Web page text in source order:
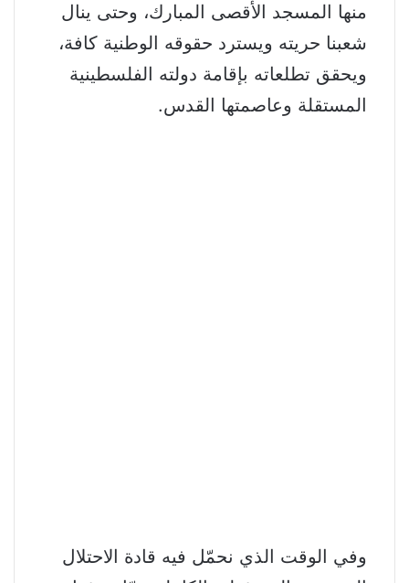
منها المسجد الأقصى المبارك، وحتى ينال
شعبنا حريته ويسترد حقوقه الوطنية كافة،
ويحقق تطلعاته بإقامة دولته الفلسطينية
المستقلة وعاصمتها القدس.
وفي الوقت الذي نحمّل فيه قادة الاحتلال